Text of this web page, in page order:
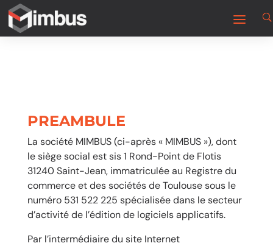
PREAMBULE
La société MIMBUS (ci-après « MIMBUS »), dont
le siège social est sis 1 Rond-Point de Flotis
31240 Saint-Jean, immatriculée au Registre du
commerce et des sociétés de Toulouse sous le
numéro 531 522 225 spécialisée dans le secteur
d’activité de l’édition de logiciels applicatifs.
Par l’intermédiaire du site Internet